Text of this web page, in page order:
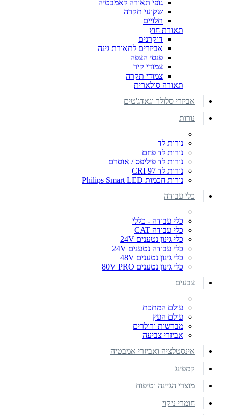
גופי תאורה לאמבטיה
שקועי תקרה
תלויים
תאורת חוץ
דוקרנים
אביזרים לתאורת גינה
פנסי הצפה
צמודי קיר
צמודי תקרה
תאורה סולארית
אביזרי סלולר וגאדג'טים
נורות
נורות לד
נורות לד פחם
נורות לד פיליפס / אוסרם
נורות לד CRI 97
נורות חכמות Philips Smart LED
כלי עבודה
כלי עבודה - כללי
כלי עבודה CAT
כלי גינון נטענים 24V
כלי עבודה נטענים 24V
כלי גינון נטענים 48V
כלי גינון נטענים 80V PRO
צבעים
עולם המתכת
עולם העץ
מברשות ורולרים
אביזרי צביעה
אינסטלציה ואביזרי אמבטיה
קמפינג
מוצרי הגיינה וטיפוח
חומרי ניקוי